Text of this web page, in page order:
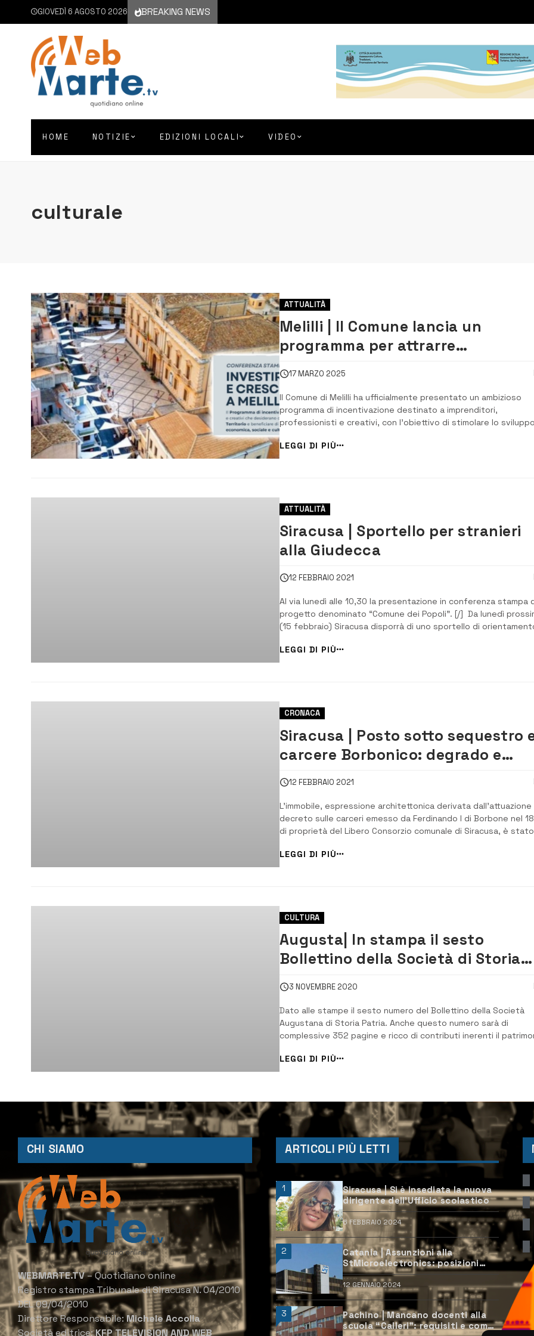
GIOVEDÌ 6 AGOSTO 2026 BREAKING NEWS
HOME NOTIZIE EDIZIONI LOCALI VIDEO
culturale
ATTUALITÀ
Melilli | Il Comune lancia un
programma per attrarre
imprenditori e professionisti
17 MARZO 2025
Il Comune di Melilli ha ufficialmente presentato un ambizioso
programma di incentivazione destinato a imprenditori,
professionisti e creativi, con l’obiettivo di stimolare lo sviluppo
economico e sociale del territorio. L’iniziativa, intitolata
“Un’opportunità unica per investire e crescere a Melilli”, mira a
cresce...
LEGGI DI PIÙ
ATTUALITÀ
Siracusa | Sportello per stranieri
alla Giudecca
12 FEBBRAIO 2021
Al via lunedì alle 10,30 la presentazione in conferenza stampa
progetto denominato “Comune dei Popoli”. [/] Da lunedì
(15 febbraio) Siracusa disporrà di uno sportello di
amministrativi dei cittadini stranieri. Il progetto si chiama
dei Popo...
LEGGI DI PIÙ
CRONACA
Siracusa | Posto sotto sequestro
carcere Borbonico: degrado e
rischio crolli
12 FEBBRAIO 2021
L’immobile, espressione architettonica derivata dall’attuazione
decreto sulle carceri emesso da Ferdinando I di Borbone nel
di proprietà del Libero Consorzio comunale di Siracusa, è stato
abbandono e grave deterioramento. [/] L’attività d’indagine,
coordinata dal Proc...
LEGGI DI PIÙ
CULTURA
Augusta| In stampa il sesto
Bollettino della Società di Storia
Patria ricco di contributi
3 NOVEMBRE 2020
Dato alle stampe il sesto numero del Bollettino della Società
Augustana di Storia Patria. Anche questo numero sarà di
complessive 352 pagine e ricco di contributi inerenti il
Società. Salvatore Romano. [/] Nonostante le limitazioni del
non si ferma l’attività d...
LEGGI DI PIÙ
CHI SIAMO
WEBMARTE.TV– Quotidiano online
Registro stampa Tribunale di Siracusa N. 04/2010
DEL 09/04/2010
Direttore Responsabile:Michele Accolla
Società editrice:KFP TELEVISION AND WEB
ARTICOLI PIÙ LETTI
1
Siracusa | Si è insediata la nuova
dirigente dell’Ufficio scolastico
6 FEBBRAIO 2024
2
Catania | Assunzioni alla
StMicroelectronics: posizioni
aperte e come candidarsi
12 GENNAIO 2024
3
Pachino | Mancano docenti alla
scuola “Calleri”: requisiti e come